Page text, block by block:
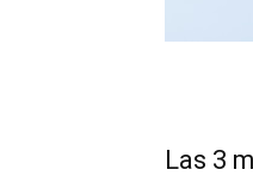
Las 3